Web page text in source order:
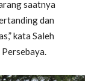
saatnya
dan
kata Saleh